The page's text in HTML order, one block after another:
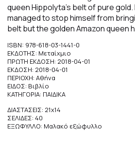
Επιστροφές/Αλλαγές
Επικοινωνία
queen Hippolyta’s belt of pure
managed to stop himself from
belt but the golden Amazon queen
ISBN: 978-618-03-1441-0
ΕΚΔΟΤΗΣ: Μεταίχμιο
ΠΡΩΤΗ ΕΚΔΟΣΗ: 2018-04-01
ΕΚΔΟΣΗ: 2018-04-01
ΠΕΡΙΟΧΗ: Αθήνα
ΕΙΔΟΣ: Βιβλίο
ΚΑΤΗΓΟΡΙΑ: ΠΑΙΔΙΚΑ
ΔΙΑΣΤΑΣΕΙΣ: 21x14
ΣΕΛΙΔΕΣ: 40
ΕΞΩΦΥΛΛΟ: Μαλακό εξώφυλλο